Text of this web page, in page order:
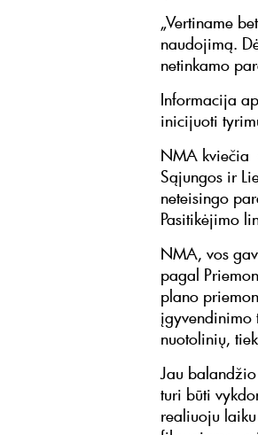
„Vertiname
naudojimą.
netinkamo
Informacija
inicijuoti
NMA kviečia
Sąjungos ir
neteisingo
Pasitikėjimo
NMA, vos
pagal
plano
įgyvendinimo
nuotolinių,
Jau
turi būti
realiuoju